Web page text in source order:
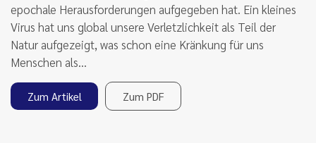
epochale Herausforderungen aufgegeben hat. Ein kleines
Virus hat uns global unsere Verletzlichkeit als Teil der
Natur aufgezeigt, was schon eine Kränkung für uns
Menschen als…
Zum Artikel Zum PDF